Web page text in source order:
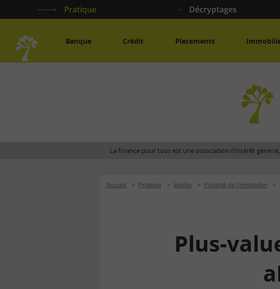
Pratique Décryptages
Banque Crédit Placements
La finance pour tous est une association d’intérêt
Accueil > Pratique > Impôts > Fiscalité de l’immobilier >
Plus-